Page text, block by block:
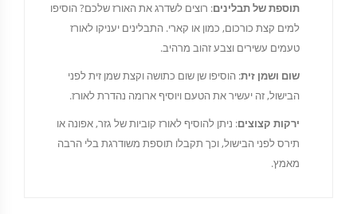
תוספת של תבלינים: רוצים לשדרג את האורז שלכם? הוסיפו
למים קצת כורכום, כמון או קארי. התבלינים יעניקו לאורז
טעמים עשירים וצבע זהוב מרהיב.
שום ושמן זית: הוסיפו שן שום כתושה וקצת שמן זית לפני
הבישול, זה יעשיר את הטעם ויוסיף ארומה נהדרת לאורז.
ירקות קצוצים: ניתן להוסיף לאורז קוביות של גזר, אפונה או
תירס לפני הבישול, וכך תקבלו תוספת משודרגת בלי הרבה
מאמץ.